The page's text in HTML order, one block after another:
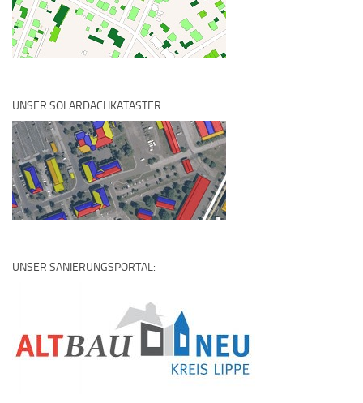
UNSER SOLARDACHKATASTER:
UNSER SANIERUNGSPORTAL: